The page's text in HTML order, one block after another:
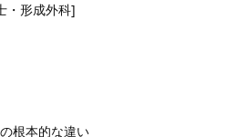
・形成外科]
根本的な違い